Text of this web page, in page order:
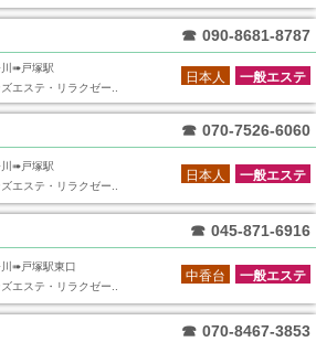
☎ 090-8681-8787
➠戸塚駅
ズエステ・リラクゼー..
一般エステ
日本人
☎ 070-7526-6060
➠戸塚駅
ズエステ・リラクゼー..
一般エステ
日本人
☎ 045-871-6916
➠戸塚駅東口
ズエステ・リラクゼー..
一般エステ
中香台
☎ 070-8467-3853